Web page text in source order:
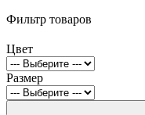
Фильтр товаров
Цвет
Размер